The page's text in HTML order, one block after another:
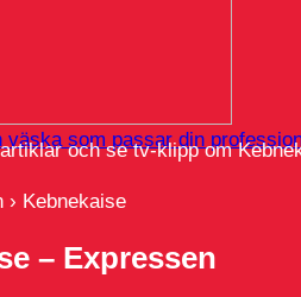
som passar din
och se tv-klipp om
› Kebnekaise
– Expressen